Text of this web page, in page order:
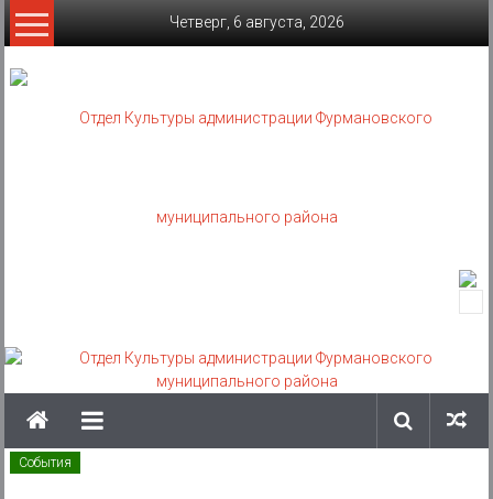
Skip
to
Четверг, 6 августа, 2026
администрации
Фурмановского
муниципального
События